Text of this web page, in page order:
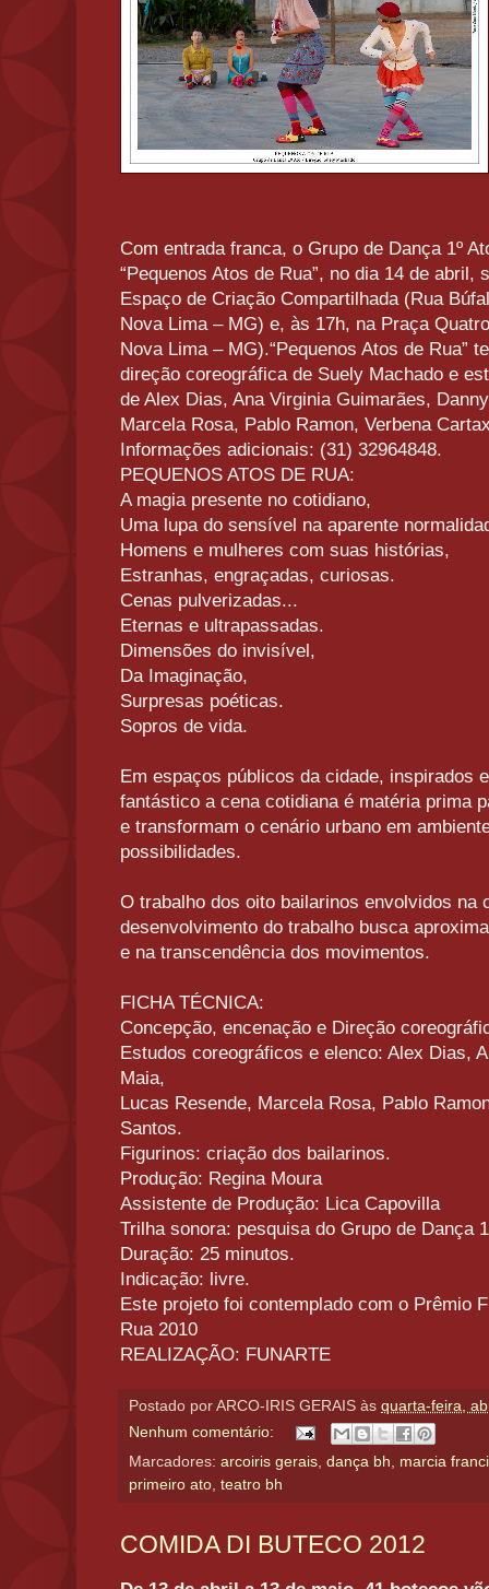
Com entrada franca, o Grupo de Dança 1º
“Pequenos Atos de Rua”, no dia 14 de abril,
Espaço de Criação Compartilhada (Rua
Nova Lima – MG) e, às 17h, na Praça
Nova Lima – MG).“Pequenos Atos de Rua”
direção coreográfica de Suely Machado e
de Alex Dias, Ana Virginia Guimarães,
Marcela Rosa, Pablo Ramon, Verbena
Informações adicionais: (31) 32964848.
PEQUENOS ATOS DE RUA:
A magia presente no cotidiano,
Uma lupa do sensível na aparente
Homens e mulheres com suas histórias,
Estranhas, engraçadas, curiosas.
Cenas pulverizadas...
Eternas e ultrapassadas.
Dimensões do invisível,
Da Imaginação,
Surpresas poéticas.
Sopros de vida.
Em espaços públicos da cidade, inspirados
fantástico a cena cotidiana é matéria prima
e transformam o cenário urbano em
possibilidades.
O trabalho dos oito bailarinos envolvidos na
desenvolvimento do trabalho busca
e na transcendência dos movimentos.
FICHA TÉCNICA:
Concepção, encenação e Direção
Estudos coreográficos e elenco: Alex Dias,
Maia,
Lucas Resende, Marcela Rosa, Pablo
Santos.
Figurinos: criação dos bailarinos.
Produção: Regina Moura
Assistente de Produção: Lica Capovilla
Trilha sonora: pesquisa do Grupo de Dança
Duração: 25 minutos.
Indicação: livre.
Este projeto foi contemplado com o Prêmio
Rua 2010
REALIZAÇÃO: FUNARTE
Postado por ARCO-IRIS GERAIS às quarta-feira,
Nenhum comentário:
Marcadores: arcoiris gerais dança bh
marcia
primeiro ato teatro bh
COMIDA DI BUTECO 2012